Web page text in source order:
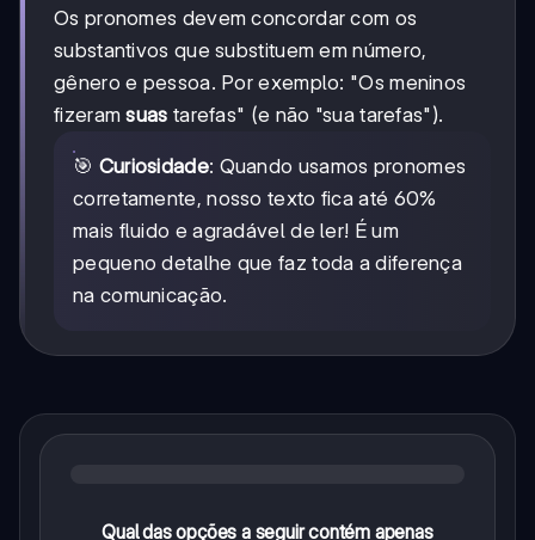
Os pronomes devem concordar com os
substantivos que substituem em número,
gênero e pessoa. Por exemplo: "Os meninos
fizeramsuas tarefas" (e não "sua tarefas").
🎯 Curiosidade: Quando usamos pronomes
corretamente, nosso texto fica até 60%
mais fluido e agradável de ler! É um
pequeno detalhe que faz toda a diferença
na comunicação.
Qual das opções a seguir contém apenas